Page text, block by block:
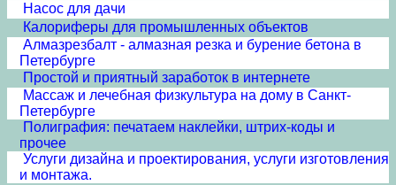
Насос для дачи
Калориферы для промышленных объектов
Алмазрезбалт - алмазная резка и бурение бетона в
Петербурге
Простой и приятный заработок в интернете
Массаж и лечебная физкультура на дому в Санкт-
Петербурге
Полиграфия: печатаем наклейки, штрих-коды и
прочее
Услуги дизайна и проектирования, услуги изготовления
и монтажа.